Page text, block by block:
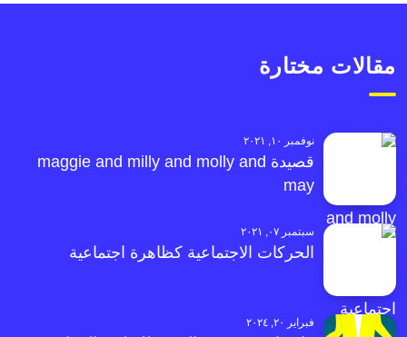
مقالات مختارة
نوفمبر ١٠, ٢٠٢١
قصيدة maggie and milly and molly and
may
سبتمبر ٠٧, ٢٠٢١
الحركات الاجتماعية كظاهرة اجتماعية
فبراير ٢٠, ٢٠٢٤